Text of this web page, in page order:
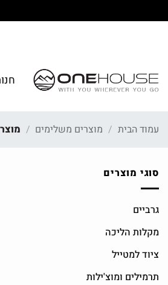
עמוד הבית / מוצרים משלימים /
סוגי מוצרים
גרביים
מקלות הליכה
ציוד למטייל
תרמילים ומוצ'ילות